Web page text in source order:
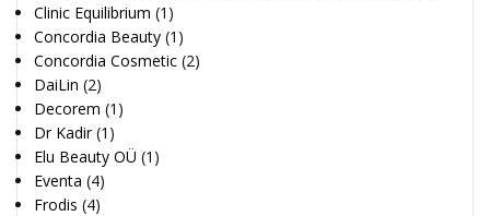
Clinic Equilibrium (1)
Concordia Beauty (1)
Concordia Cosmetic (2)
DaiLin (2)
Decorem (1)
Dr Kadir (1)
Elu Beauty OÜ (1)
Eventa (4)
Frodis (4)